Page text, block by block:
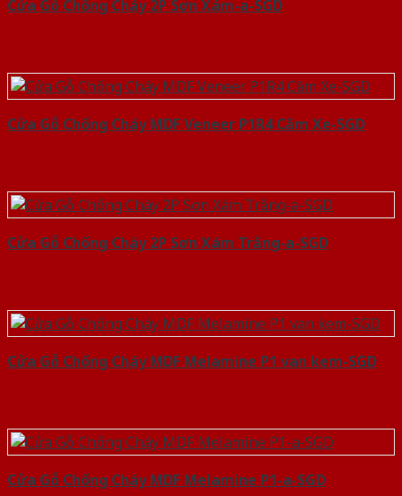
Cửa Gỗ Chống Cháy 2P Sơn Xám-a-SGD
Cửa Gỗ Chống Cháy MDF Veneer P1R4 Căm Xe-SGD
Cửa Gỗ Chống Cháy 2P Sơn Xám Trắng-a-SGD
Cửa Gỗ Chống Cháy MDF Melamine P1 van kem-SGD
Cửa Gỗ Chống Cháy MDF Melamine P1-a-SGD